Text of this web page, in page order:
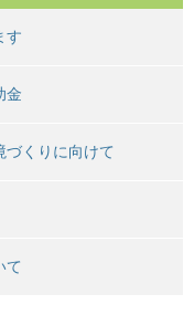
す
金
くりに向けて
て